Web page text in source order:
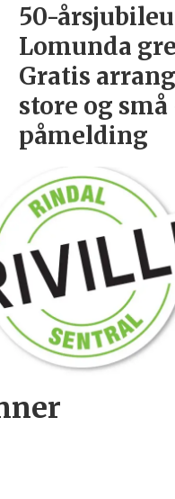
50-
Lomunda
Gratis
store og
påmelding